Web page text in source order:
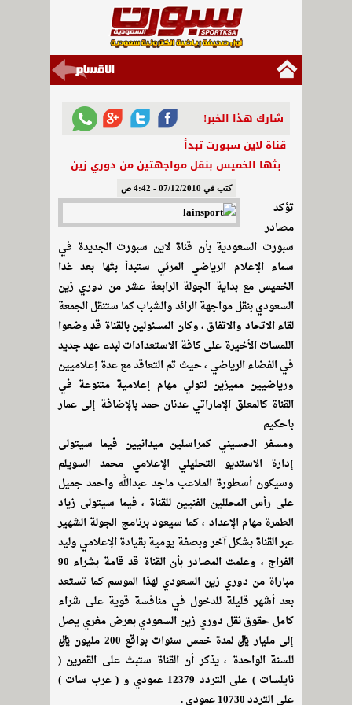
شارك هذا الخبر!
قناة لاين سبورت تبدأ
بثها الخميس بنقل مواجهتين من دوري زين
كتب في 07/12/2010 - 4:42 ص
تؤكد
مصادر
سبورت السعودية بأن قناة لاين سبورت الجديدة في
سماء الإعلام الرياضي المرئي ستبدأ بثها بعد غدا
الخميس مع بداية الجولة الرابعة عشر من دوري زين
السعودي بنقل مواجهة الرائد والشباب كما ستنقل الجمعة
لقاء الاتحاد والاتفاق ، وكان المسئولين بالقناة قد وضعوا
اللمسات الأخيرة على كافة الاستعدادات لبدء عهد جديد
في الفضاء الرياضي ، حيث تم التعاقد مع عدة إعلاميين
ورياضيين مميزين لتولي مهام إعلامية متنوعة في
القناة كالمعلق الإماراتي عدنان حمد بالإضافة إلى عمار
باحكيم
ومسفر الحسيني كمراسلين ميدانيين فيما سيتولى
إدارة الاستديو التحليلي الإعلامي محمد السويلم
وسيكون أسطورة الملاعب ماجد عبدالله واحمد جميل
على رأس المحللين الفنيين للقناة ، فيما سيتولى زياد
الطمرة مهام الإعداد ، كما سيعود برنامج الجولة الشهير
عبر القناة بشكل آخر وبصفة يومية بقيادة الإعلامي وليد
الفراج ، وعلمت المصادر بأن القناة قد قامة بشراء 90
مباراة من دوري زين السعودي لهذا الموسم كما تستعد
بعد أشهر قليلة للدخول في منافسة قوية على شراء
كامل حقوق نقل دوري زين السعودي بعرض مغري يصل
إلى مليار ريال لمدة خمس سنوات بواقع 200 مليون ريال
للسنة الواحدة ، يذكر أن القناة ستبث على القمرين (
نايلسات ) على التردد 12379 عمودي و ( عرب سات )
على التردد 10730 عمودي .